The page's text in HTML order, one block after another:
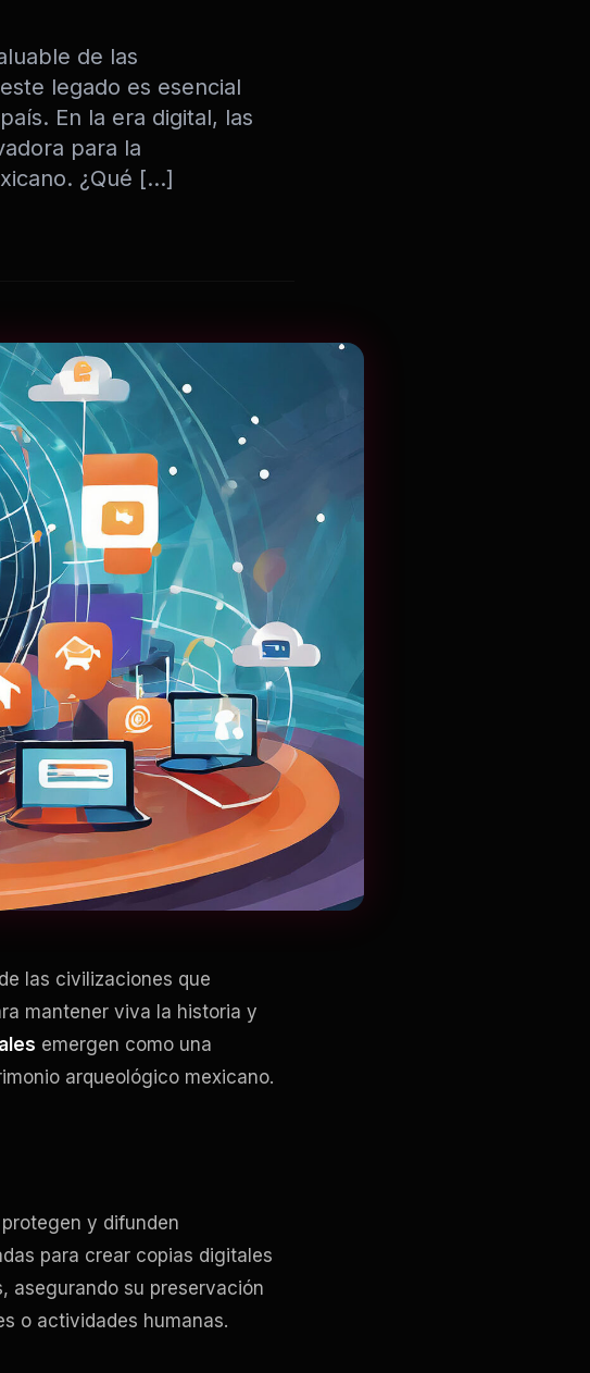
de las
legado es esencial
En la era digital, las
para la
¿Qué […]
las civilizaciones que
mantener viva la historia y
emergen como una
arqueológico mexicano.
y difunden
para crear copias digitales
asegurando su preservación
o actividades humanas.